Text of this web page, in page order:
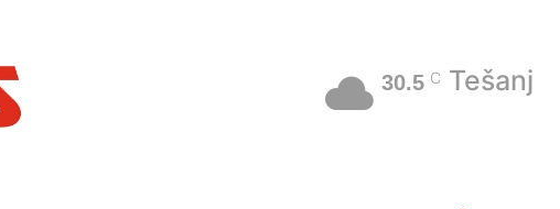
30.5 C Tešanj